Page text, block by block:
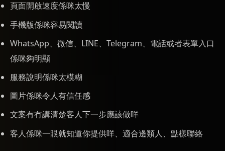
頁面開啟速度係咪太慢
手機版係咪容易閱讀
WhatsApp、微信、LINE、Telegram、電話或者表單入口
係咪夠明顯
服務說明係咪太模糊
圖片係咪令人有信任感
文案有冇講清楚客人下一步應該做咩
客人係咪一眼就知道你提供咩、適合邊類人、點樣聯絡